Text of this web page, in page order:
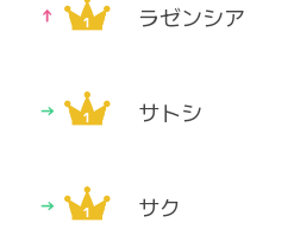
ラゼンシア
サトシ
サク